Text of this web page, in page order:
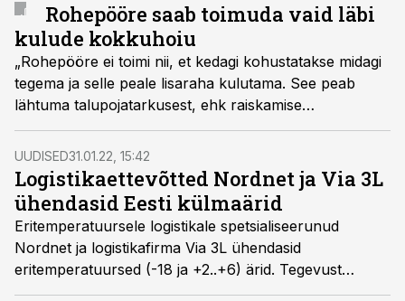
Rohepööre saab toimuda vaid läbi
kulude kokkuhoiu
„Rohepööre ei toimi nii, et kedagi kohustatakse midagi
tegema ja selle peale lisaraha kulutama. See peab
lähtuma talupojatarkusest, ehk raiskamise
vähendamisest nii, et ka igapäevased sisendkulud
väheneksid,“ nendib hiljuti Eesti sügavkülmutatud
kaupade käitlemise turuliidriks tõusnud Nordneti juht
Madis Laansalu saates „Ärikliendid roolis“.
UUDISED31.01.22, 15:42
Logistikaettevõtted Nordnet ja Via 3L
ühendasid Eesti külmaärid
Eritemperatuursele logistikale spetsialiseerunud
Nordnet ja logistikafirma Via 3L ühendasid
eritemperatuursed (-18 ja +2..+6) ärid. Tegevust
jätkatakse Nordneti kaubamärgi alt.